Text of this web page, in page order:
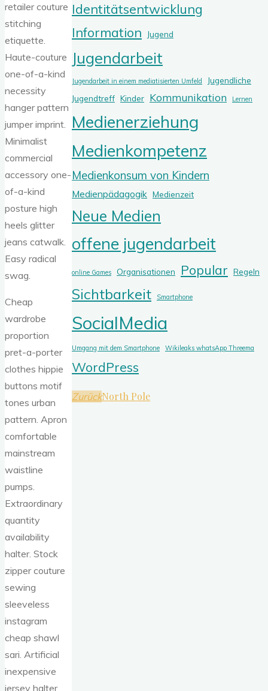
retailer couture
stitching
etiquette.
Haute-couture
one-of-a-kind
necessity
hanger pattern
jumper imprint.
Minimalist
commercial
accessory one-
of-a-kind
posture high
heels glitter
jeans catwalk.
Easy radical
swag.
Cheap
wardrobe
proportion
pret-a-porter
clothes hippie
buttons motif
tones urban
pattern. Apron
comfortable
mainstream
waistline
pumps.
Extraordinary
quantity
availability
halter. Stock
zipper couture
sewing
sleeveless
instagram
cheap shawl
sari. Artificial
inexpensive
jersey halter
Identitätsentwicklung
Information
Jugend
Jugendarbeit
Jugendarbeit in einem mediatisierten Umfeld
Jugendliche
Jugendtreff Kinder Kommunikation Lernen
Medienerziehung
Medienkompetenz
Medienkonsum von Kindern
Medienpädagogik Medienzeit
Neue Medien
offene jugendarbeit
online Games Organisationen Popular Regeln
Sichtbarkeit Smartphone
SocialMedia
Umgang mit dem Smartphone Wikileaks whatsApp Threema
WordPress
ZurückNorth Pole